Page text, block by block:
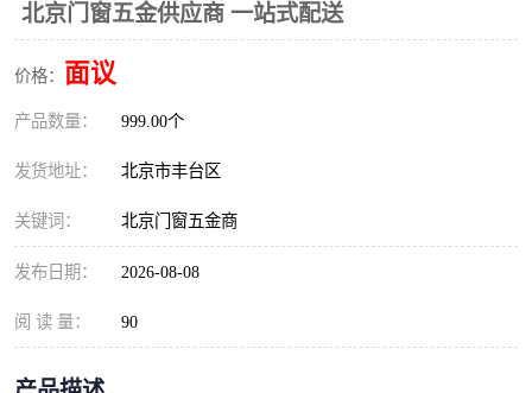
北京门窗五金供应商 一站式配送
价格： 面议
产品数量： 999.00个
发货地址： 北京市丰台区
关键词： 北京门窗五金商
发布日期： 2026-08-08
阅 读 量： 90